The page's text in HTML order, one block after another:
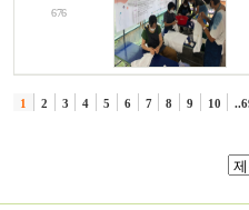
676
1 2 3 4 5 6 7 8 9 10